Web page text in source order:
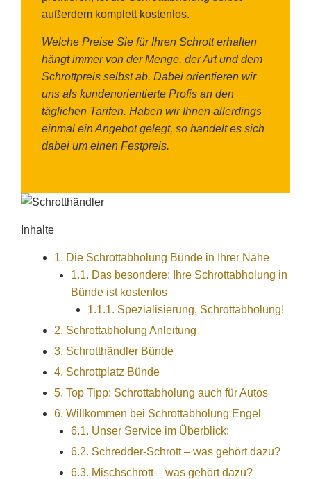
außerdem komplett kostenlos.
Welche Preise Sie für Ihren Schrott erhalten
hängt immer von der Menge, der Art und dem
Schrottpreis selbst ab. Dabei orientieren wir
uns als kundenorientierte Profis an den
täglichen Tarifen. Haben wir Ihnen allerdings
einmal ein Angebot gelegt, so handelt es sich
dabei um einen Festpreis.
Inhalte
1. Die Schrottabholung Bünde in Ihrer Nähe
1.1. Das besondere: Ihre Schrottabholung in
Bünde ist kostenlos
1.1.1. Spezialisierung, Schrottabholung!
2. Schrottabholung Anleitung
3. Schrotthändler Bünde
4. Schrottplatz Bünde
5. Top Tipp: Schrottabholung auch für Autos
6. Willkommen bei Schrottabholung Engel
6.1. Unser Service im Überblick:
6.2. Schredder-Schrott – was gehört dazu?
6.3. Mischschrott – was gehört dazu?